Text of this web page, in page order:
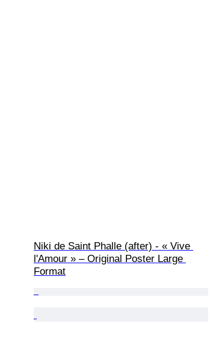
Niki de Saint Phalle (after) - « Vive
l'Amour » – Original Poster Large
Format